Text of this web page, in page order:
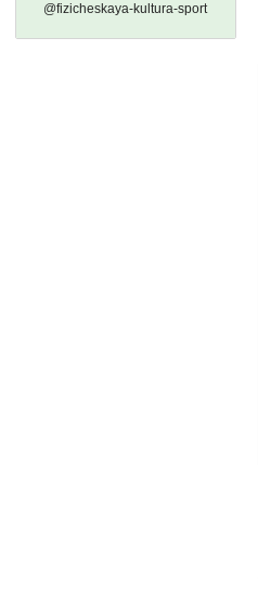
@fizicheskaya-kultura-sport